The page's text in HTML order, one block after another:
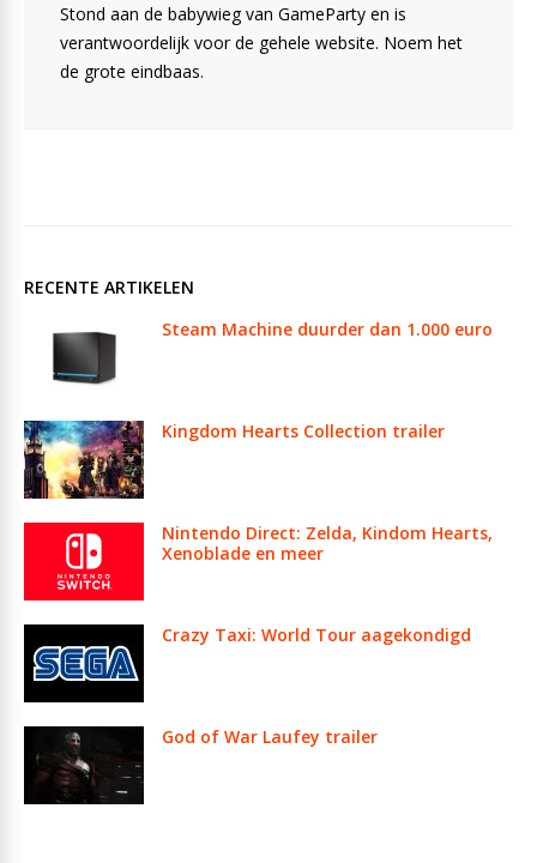
Stond aan de babywieg van GameParty en is
verantwoordelijk voor de gehele website. Noem het
de grote eindbaas.
RECENTE ARTIKELEN
Steam Machine duurder dan 1.000 euro
Kingdom Hearts Collection trailer
Nintendo Direct: Zelda, Kindom Hearts,
Xenoblade en meer
Crazy Taxi: World Tour aagekondigd
God of War Laufey trailer